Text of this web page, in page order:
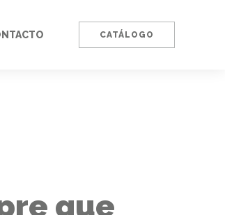
CATÁLOGO
que